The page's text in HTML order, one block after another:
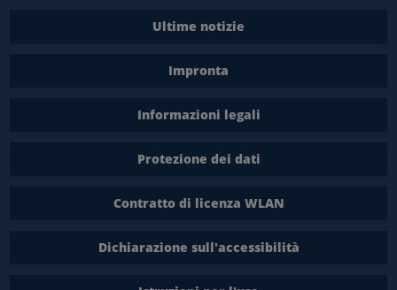
Ultime notizie
Impronta
Informazioni legali
Protezione dei dati
Contratto di licenza WLAN
Dichiarazione sull'accessibilità